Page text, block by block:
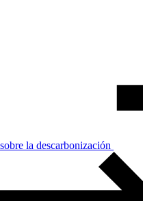
la descarbonización